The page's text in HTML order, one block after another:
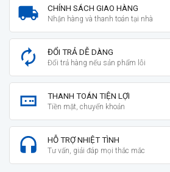
CHÍNH SÁCH GIAO HÀNG
Nhận hàng và thanh toán tại nhà
ĐỔI TRẢ DỄ DÀNG
Đổi trả hàng nếu sản phẩm lỗi
THANH TOÁN TIỆN LỢI
Tiền mặt, chuyển khoản
HỖ TRỢ NHIỆT TÌNH
Tư vấn, giải đáp mọi thắc mắc